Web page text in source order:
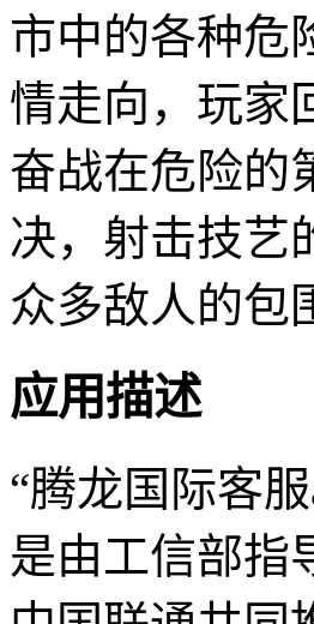
市中的各种危
情走向，玩家
奋战在危险的
决，射击技艺
众多敌人的包
应用描述
“腾龙国际客
是由工信部指